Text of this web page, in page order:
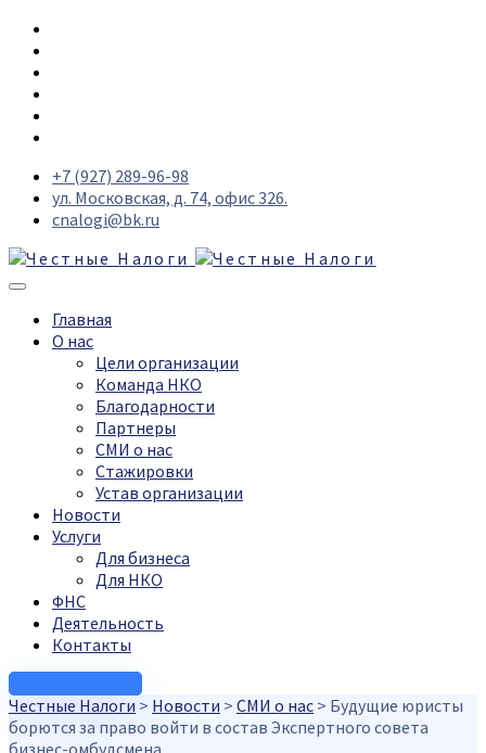
+7 (927) 289-96-98
ул. Московская, д. 74, офис 326.
cnalogi@bk.ru
Главная
О нас
Цели организации
Команда НКО
Благодарности
Партнеры
СМИ о нас
Стажировки
Устав организации
Новости
Услуги
Для бизнеса
Для НКО
ФНС
Деятельность
Контакты
Честные Налоги > Новости > СМИ о нас > Будущие юристы
борются за право войти в состав Экспертного совета
бизнес-омбудсмена